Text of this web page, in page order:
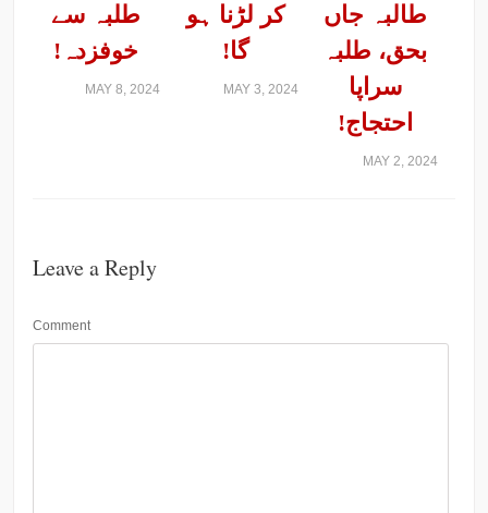
طلبہ سے
خوفزدہ!
MAY 8, 2024
کر لڑنا ہو
گا!
MAY 3, 2024
طالبہ جاں
بحق، طلبہ
سراپا
احتجاج!
MAY 2, 2024
Leave a Reply
Comment